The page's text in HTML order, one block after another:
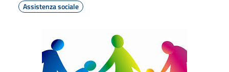
Assistenza sociale